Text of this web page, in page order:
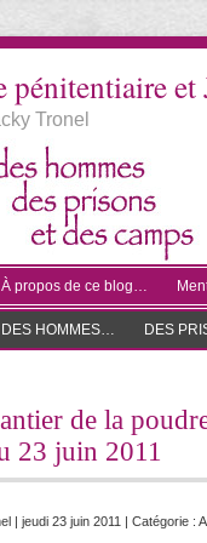
pénitentiaire
Tronel
À propos de ce blog…
DES HOMMES… DES
de la
23 juin 2011
| jeudi 23 juin 2011 | Catégorie :